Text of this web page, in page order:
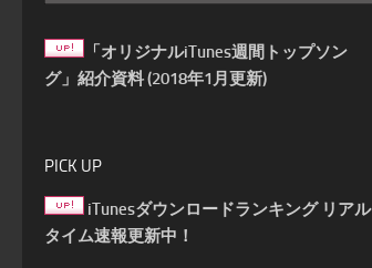
「オリジナルiTunes週間トップソン
グ」紹介資料 (2018年1月更新)
PICK UP
iTunesダウンロードランキング リアル
タイム速報更新中！